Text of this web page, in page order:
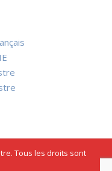
Tous les droits sont